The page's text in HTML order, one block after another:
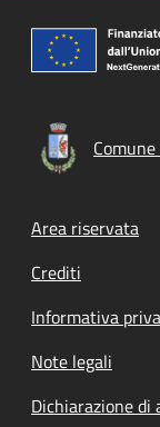
Footer
Area riservata
Crediti
Informativa
Note legali
Dichiarazione di